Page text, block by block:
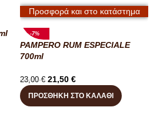
Προσφορά και στο κατάστημα
-7%
PAMPERO RUM ESPECIALE
700ml
23,00€ 21,50 €
ΠΡΟΣΘΉΚΗ ΣΤΟ ΚΑΛΆΘΙ